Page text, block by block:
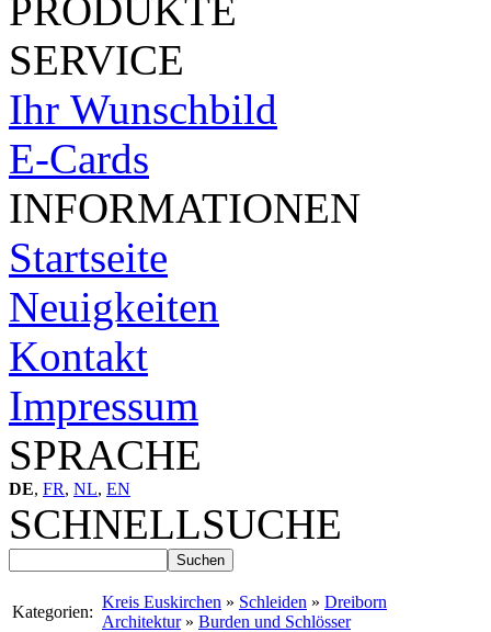
PRODUKTE
SERVICE
Ihr Wunschbild
E-Cards
INFORMATIONEN
Startseite
Neuigkeiten
Kontakt
Impressum
SPRACHE
DE, FR, NL, EN
SCHNELLSUCHE
Kategorien:
Kreis Euskirchen » Schleiden » Dreiborn
Architektur» Burden und Schlösser